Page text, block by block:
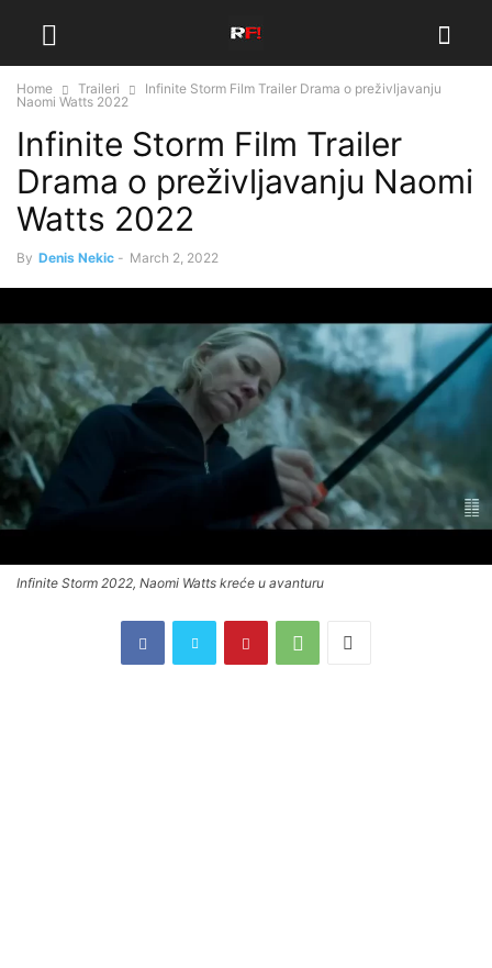
Home Traileri
Infinite Storm Film Trailer Drama o preživljavanju
Naomi Watts 2022
Infinite Storm Film Trailer
Drama o preživljavanju Naomi
Watts 2022
By Denis Nekic - March 2, 2022
Infinite Storm 2022, Naomi Watts kreće u avanturu